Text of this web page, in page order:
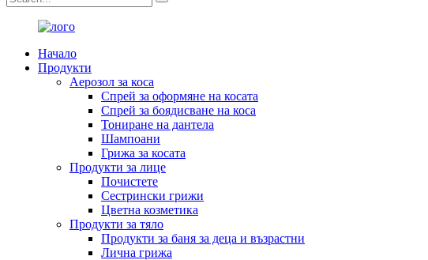
Начало
Продукти
Аерозол за коса
Спрей за оформяне на косата
Спрей за боядисване на коса
Тониране на дантела
Шампоани
Грижа за косата
Продукти за лице
Почистете
Сестрински грижи
Цветна козметика
Продукти за тяло
Продукти за баня за деца и възрастни
Лична грижа